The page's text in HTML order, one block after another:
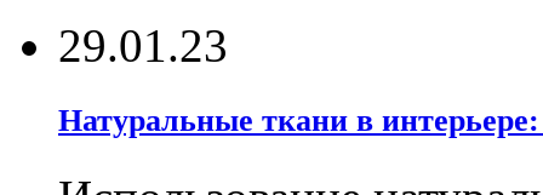
29.01.23
Натуральные ткани в